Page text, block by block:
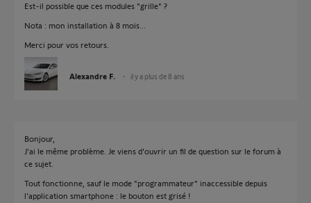
Est-il possible que ces modules "grille" ?
Nota : mon installation à 8 mois...
Merci pour vos retours.
Alexandre F. il y a plus de 8 ans
Bonjour,
J'ai le même problème. Je viens d'ouvrir un fil de question sur le forum à
ce sujet.
Tout fonctionne, sauf le mode "programmateur" inaccessible depuis
l'application smartphone : le bouton est grisé !